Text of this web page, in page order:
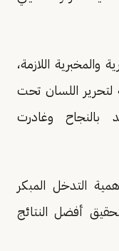
والمخبرية اللازمة،
لتحرير اللسان تحت
بالنجاح وغادرت
التدخل المبكر
أفضل النتائج